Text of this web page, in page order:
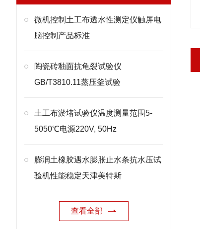
微机控制土工布透水性测定仪触屏电
脑控制产品标准
陶瓷砖釉面抗龟裂试验仪
GB/T3810.11蒸压釜试验
土工布淤堵试验仪温度测量范围5-
5050℃电源220V, 50Hz
膨润土橡胶遇水膨胀止水条抗水压试
验机性能稳定天津美特斯
查看全部